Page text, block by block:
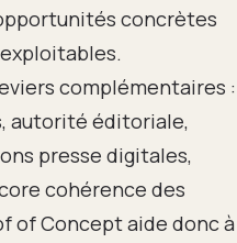
concrètes
complémentaires :
autorité éditoriale,
presse digitales,
cohérence des
of Concept aide donc à